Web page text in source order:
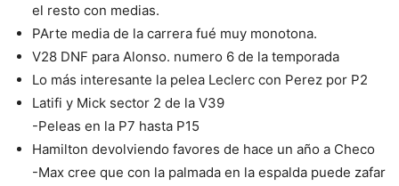
el resto con medias.
PArte media de la carrera fué muy monotona.
V28 DNF para Alonso. numero 6 de la temporada
Lo más interesante la pelea Leclerc con Perez por P2
Latifi y Mick sector 2 de la V39
-Peleas en la P7 hasta P15
Hamilton devolviendo favores de hace un año a Checo
-Max cree que con la palmada en la espalda puede zafar